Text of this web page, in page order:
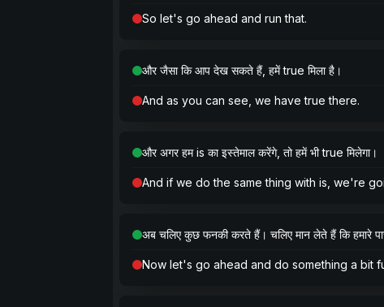
So let's go ahead and run that.
और जैसा कि आप देख सकते हैं, हमें true मिला है।
And as you can see, we have true there.
और अगर हम is का इस्तेमाल करेंगे, तो हमें भी true मिलेगा।
And if we do the same thing with is, we're
अब चलिए कुछ फनकी करते हैं। चलिए मान लेते हैं कि हमारे
Now let's go ahead and do something a bit